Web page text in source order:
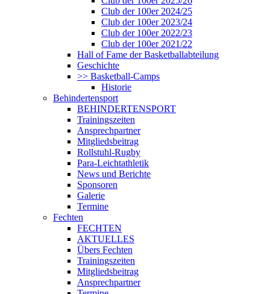
Club der 100er 2024/25
Club der 100er 2023/24
Club der 100er 2022/23
Club der 100er 2021/22
Hall of Fame der Basketballabteilung
Geschichte
>> Basketball-Camps
Historie
Behindertensport
BEHINDERTENSPORT
Trainingszeiten
Ansprechpartner
Mitgliedsbeitrag
Rollstuhl-Rugby
Para-Leichtathletik
News und Berichte
Sponsoren
Galerie
Termine
Fechten
FECHTEN
AKTUELLES
Übers Fechten
Trainingszeiten
Mitgliedsbeitrag
Ansprechpartner